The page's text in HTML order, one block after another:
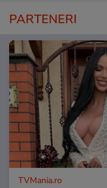
PARTENERI
TVMania.ro